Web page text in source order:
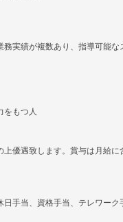
実績が複数あり、指導可能
をもつ人
優遇致します。賞与は月給
手当、資格手当、テレワーク